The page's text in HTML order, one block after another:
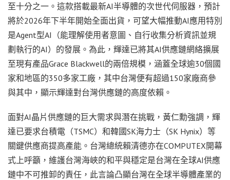
至十分之一。這款搭載最新AI半導體的次世代伺服器，預計
將於2026年下半年開始全面出貨，可望大幅推動AI應用特別
是Agent型AI（能理解使用者意圖、自行收集分析資訊並規
劃執行的AI）的發展。為此，輝達已將其AI供應鏈網絡擴展
至現有產品Grace Blackwell的兩倍規模，涵蓋全球逾30個國
家和地區的350多家工廠，其中台灣便有超過150家廠商參
與其中，顯示輝達對台灣供應鏈的高度依賴。
面對AI晶片供應鏈的巨大需求與潛在挑戰，黃仁勳強調，輝
達已要求台積電（TSMC）和韓國SK海力士（SK Hynix）等
關鍵供應商提高產能。台灣總統賴清德亦在COMPUTEX開幕
式上呼籲，維護台灣海峽的和平與穩定是台灣在全球AI供應
鏈中不可推卸的責任，此言論凸顯台灣在全球半導體產業的